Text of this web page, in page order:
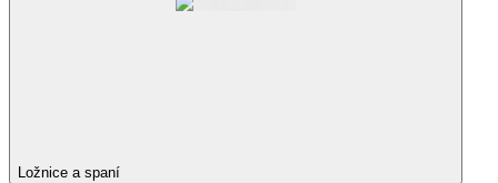
Ložnice a spaní